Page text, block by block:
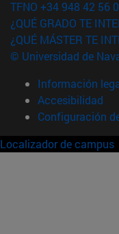
TFNO +34 948 42 56
¿QUÉ GRADO TE
¿QUÉ MÁSTER TE
© Universidad de
Información
Accesibilidad
Configuración
Localizador de campus